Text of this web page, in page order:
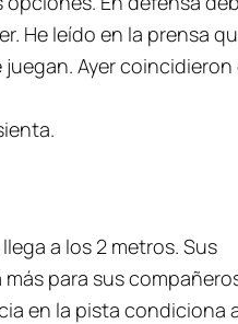
He leído en la prensa
Ayer coincidieron
a los 2 metros. Sus
para sus
en la pista condiciona